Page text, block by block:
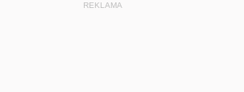
REKLAMA